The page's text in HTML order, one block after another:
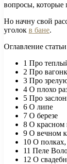
вопросы, которые
Но начну свой
уголок в бане.
Оглавление статьи
1 Про
2 Про
3 Про
4 О плохо
5 Про
6 О липе
7 О березе
8 О красном
9 О вечном
10 О полках,
11 Пеле
12 О